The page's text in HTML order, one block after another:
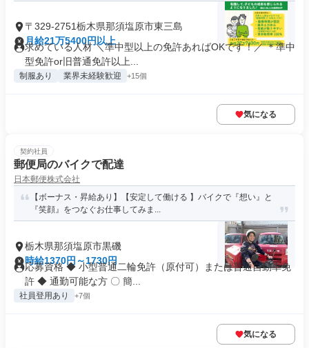
〒329-2751栃木県那須塩原市東三島
月給21万5400円以上
求めている人材 ＼準中型以上の免許あればOKです！／ ＊準中
型免許or旧普通免許以上...
制服あり 業界未経験歓迎 +15個
気になる
契約社員
郵便局のバイクで配達
日本郵便株式会社
【ボーナス・昇給あり】【安定して働ける 】バイクで『想い』と
『笑顔』をつなぐお仕事してみま...
栃木県那須塩原市黒磯
時給1370円～1730円
応募資格 ◆ 小型普通二輪免許（原付可）または普通自動車免
許 ◆ 通勤可能な方 〇 簡...
社員登用あり +7個
気になる